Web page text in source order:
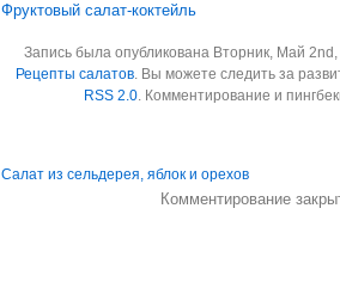
Фруктовый салат-коктейль
Запись была опубликована Вторник, Май
Рецепты салатов. Вы можете следить за
RSS 2.0. Комментирование и
Салат из сельдерея, яблок и орехов
Комментирование